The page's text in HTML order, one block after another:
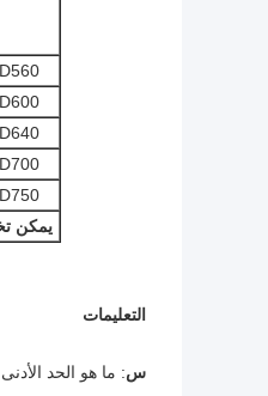
يمكن
التعليمات
س: ما هو الحد